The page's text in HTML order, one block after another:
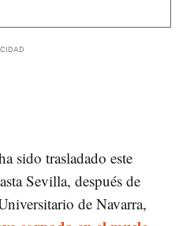
sido trasladado este
Sevilla, después de
de Navarra,